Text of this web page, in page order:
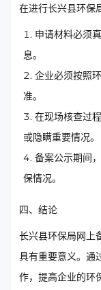
在进行长兴县环保
申请材料必须
息。
企业必须按照
准。
在现场核查过
或隐瞒重要情况。
备案公示期间
保情况。
四、结论
长兴县环保局网上
具有重要意义。通
作，提高企业的环